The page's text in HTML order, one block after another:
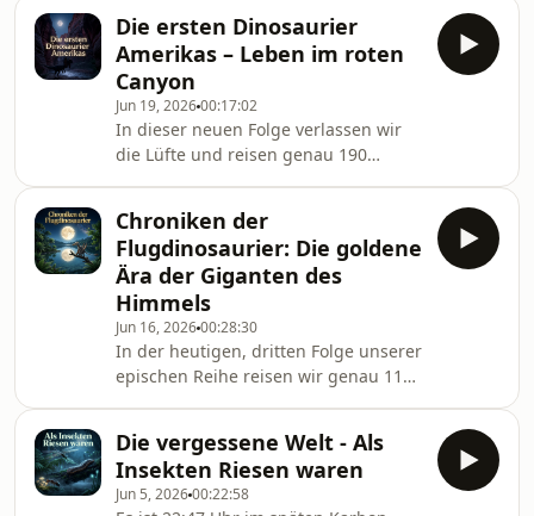
Inner
sich dramatisch verändert: Die echten
Vögel übernehmen langsam die
Wälder. Um diesem evolutionären
Druck zu entweichen, wählen die
Flugdinosaurier den Weg in die
absolute Gigantomanie und erobern
die offenen Weltmeere.Wir starten
unsere nächtliche Zeitre
Die ersten Dinosaurier
Amerikas – Leben im roten
Canyon
Jun 19, 202600:17:02
In dieser neuen Folge verlassen wir
die Lüfte und reisen genau 190
Wüsten Nordamerikas liegen,
erstreckte sich in der Urzeit ein
gigantisches Labyrinth aus feuerroten
Sandsteinschluchten und fruchtbaren
Oasen: die Kayenta-
Formation.Vergesst das kleine, Gift
spuckende Wesen aus Hollywood –
diese Folge zeigt den echten,
majestätische
Chroniken der
Flugdinosaurier: Die goldene
Ära der Giganten des
Himmels
Jun 16, 202600:28:30
In der heutigen, dritten Folge unserer
epischen Reihe reisen wir genau 110
gigantischen Südkontinent Gondwana
– eine tropische Welt aus schwülen
Mangrovensümpfen, riesigen
Die vergessene Welt - Als
Insekten Riesen waren
Jun 5, 202600:22:58